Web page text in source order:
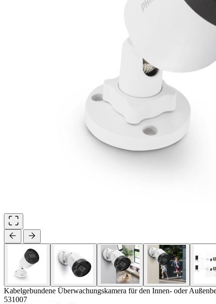
Kabelgebundene Überwachungskamera für den Innen- oder
531007